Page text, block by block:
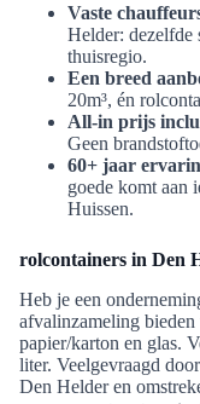
Vaste
Helder: dezelfde
thuisregio.
Een breed
20m³, én
All-in prijs
Geen
60+ jaar
goede komt aan
Huissen.
rolcontainers in Den
Heb je een
afvalinzameling bieden
papier/karton en glas.
liter. Veelgevraagd
Den Helder en